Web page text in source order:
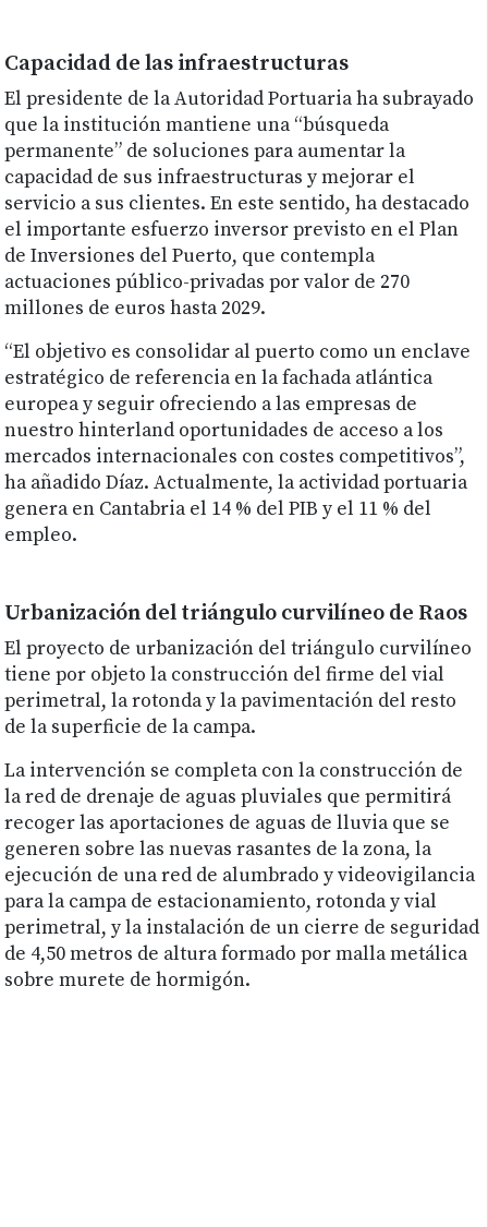
Capacidad de las infraestructuras
El presidente de la Autoridad Portuaria ha subrayado
que la institución mantiene una “búsqueda
permanente” de soluciones para aumentar la
capacidad de sus infraestructuras y mejorar el
servicio a sus clientes. En este sentido, ha destacado
el importante esfuerzo inversor previsto en el Plan
de Inversiones del Puerto, que contempla
actuaciones público-privadas por valor de 270
millones de euros hasta 2029.
“El objetivo es consolidar al puerto como un enclave
estratégico de referencia en la fachada atlántica
europea y seguir ofreciendo a las empresas de
nuestro hinterland oportunidades de acceso a los
mercados internacionales con costes competitivos”,
ha añadido Díaz. Actualmente, la actividad portuaria
genera en Cantabria el 14 % del PIB y el 11 % del
empleo.
Urbanización del triángulo curvilíneo de Raos
El proyecto de urbanización del triángulo curvilíneo
tiene por objeto la construcción del firme del vial
perimetral, la rotonda y la pavimentación del resto
de la superficie de la campa.
La intervención se completa con la construcción de
la red de drenaje de aguas pluviales que permitirá
recoger las aportaciones de aguas de lluvia que se
generen sobre las nuevas rasantes de la zona, la
ejecución de una red de alumbrado y videovigilancia
para la campa de estacionamiento, rotonda y vial
perimetral, y la instalación de un cierre de seguridad
de 4,50 metros de altura formado por malla metálica
sobre murete de hormigón.